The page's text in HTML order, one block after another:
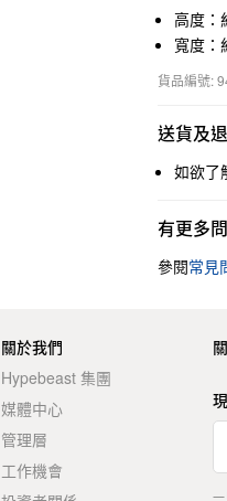
高度：
寬度：
貨品編號:
送貨及
如欲了
有更多
參閱常見
關於我們
Hypebeast 集團
媒體中心
管理層
工作機會